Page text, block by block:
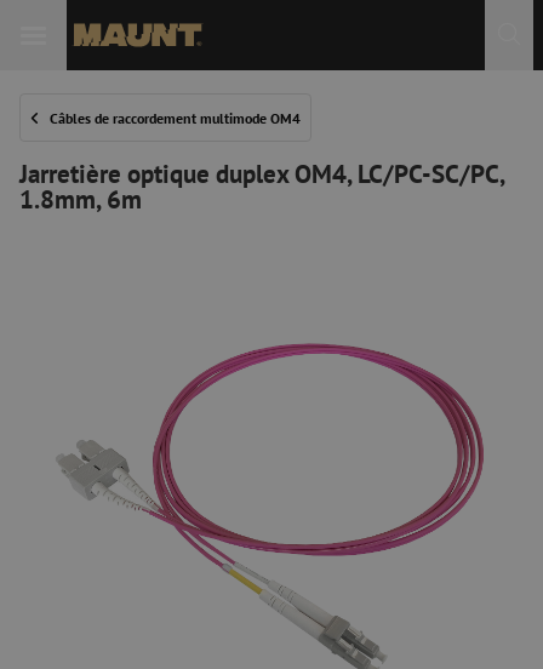
Câbles de raccordement multimode OM4
Jarretière optique duplex OM4, LC/PC-SC/PC,
1.8mm, 6m